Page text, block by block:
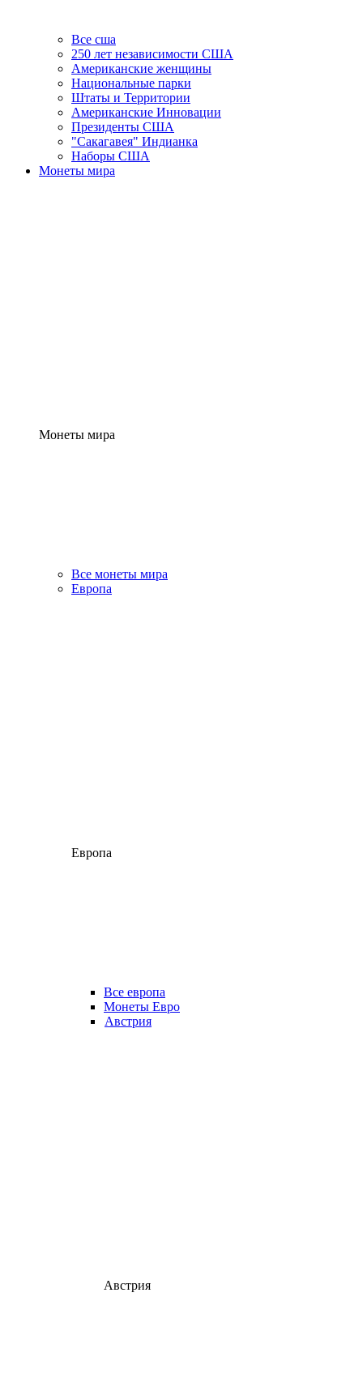
Все сша
250 лет независимости США
Американские женщины
Национальные парки
Штаты и Территории
Американские Инновации
Президенты США
"Сакагавея" Индианка
Наборы США
Монеты мира
Монеты мира
Все монеты мира
Европа
Европа
Все европа
Монеты Евро
Австрия
Австрия